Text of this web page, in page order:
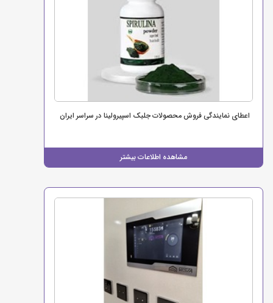
اعطای نمایندگی فروش محصولات جلبک اسپیرولینا در سراسر ایران
مشاهده اطلاعات بیشتر